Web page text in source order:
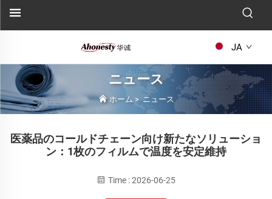
JA
ニュース
ホーム >ニュース
医薬品のコールドチェーン向け新たなソリューショ
ン：1枚のフィルムで温度を安定維持
Time : 2026-06-25